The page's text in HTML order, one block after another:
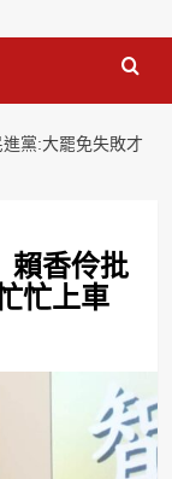
黨:大罷免失敗才
賴香伶批
忙上車